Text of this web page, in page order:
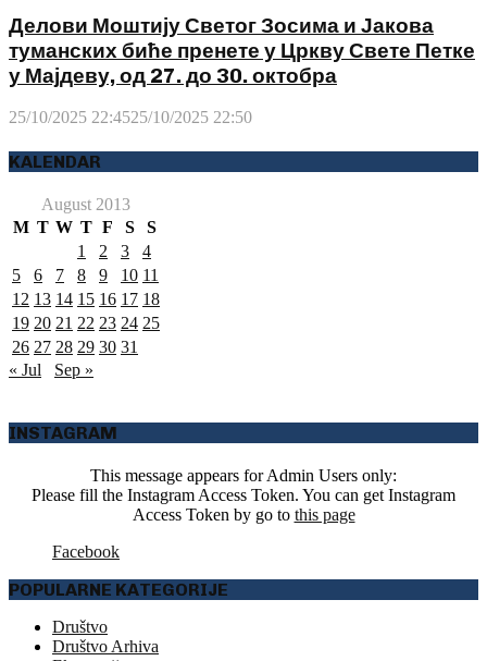
Делови Моштију Светог Зосима и Јакова
туманских биће пренете у Цркву Свете Петке
у Мајдеву, од 27. до 30. октобра
25/10/2025 22:4525/10/2025 22:50
KALENDAR
August 2013
M T W T F S
S
1
2 3
4
5
6 7 8 9 10 11
12 13 14 15 16 17 18
19 20 21 22 23 24 25
26 27 28 29 30 31
« Jul
Sep »
INSTAGRAM
This message appears for Admin Users only:
Please fill the Instagram Access Token. You can get Instagram
Access Token by go to this page
Facebook
POPULARNE KATEGORIJE
Društvo
Društvo Arhiva